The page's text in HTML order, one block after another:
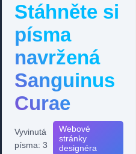
Stáhněte si
písma
navržená
Sanguinus
Curae
Vyvinutá
písma: 3
Webové
stránky
designéra